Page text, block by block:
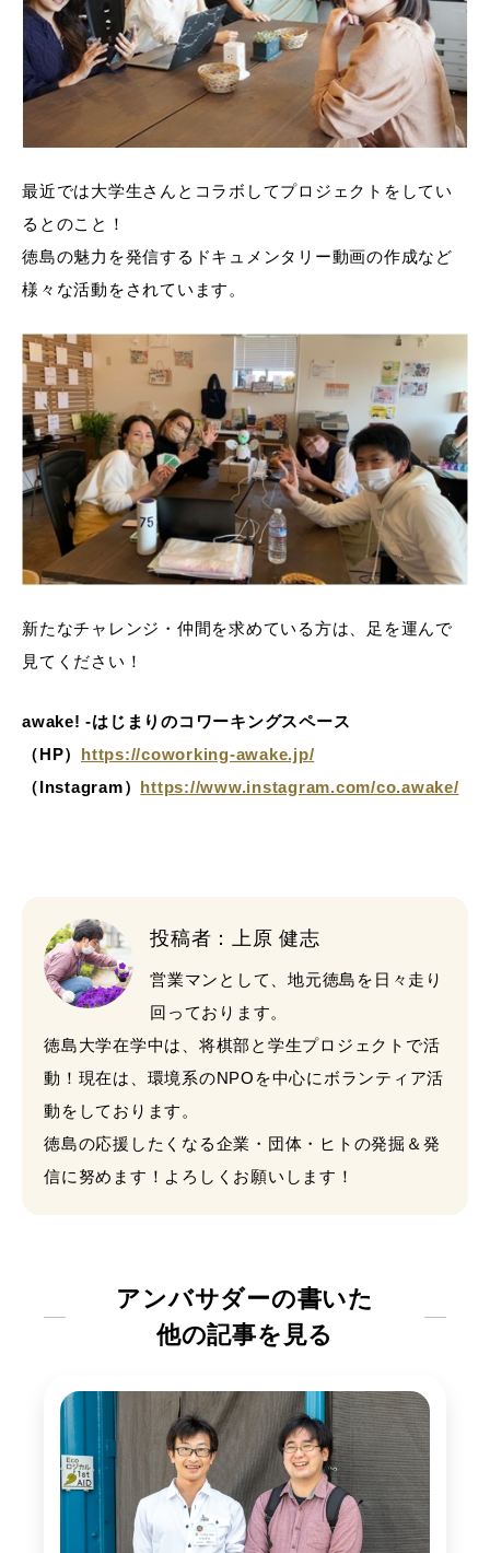
最近では大学生さんとコラボしてプロジェクトをしてい
るとのこと！
徳島の魅力を発信するドキュメンタリー動画の作成など
様々な活動をされています。
新たなチャレンジ・仲間を求めている方は、足を運んで
見てください！
awake! -はじまりのコワーキングスペース
（HP） https://coworking-awake.jp/
（Instagram） https://www.instagram.com/co.awake/
投稿者：上原 健志
営業マンとして、地元徳島を日々走り
回っております。
徳島大学在学中は、将棋部と学生プロジェクトで活
動！現在は、環境系のNPOを中心にボランティア活
動をしております。
徳島の応援したくなる企業・団体・ヒトの発掘＆発
信に努めます！よろしくお願いします！
アンバサダーの書いた
他の記事を見る